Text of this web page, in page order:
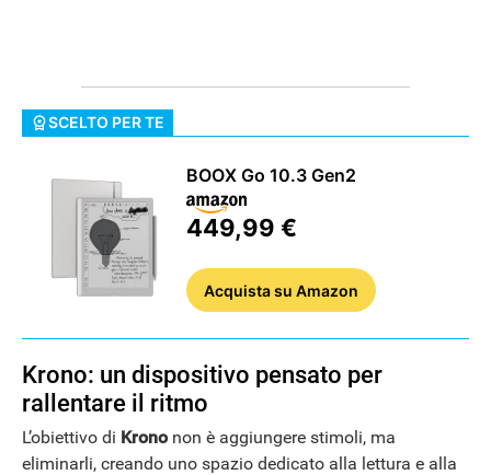
SCELTO PER TE
BOOX Go 10.3 Gen2
449,99 €
Acquistasu Amazon
Krono: un dispositivo pensato per
rallentare il ritmo
L’obiettivo di Krononon è aggiungere stimoli, ma
eliminarli, creando uno spazio dedicato alla lettura e alla